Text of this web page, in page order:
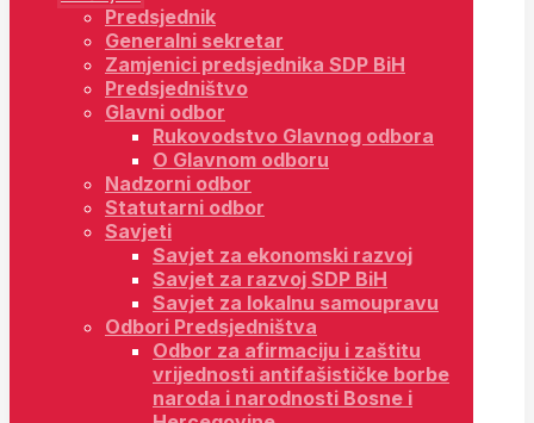
Predsjednik
Generalni sekretar
Zamjenici predsjednika SDP BiH
Predsjedništvo
Glavni odbor
Rukovodstvo Glavnog odbora
O Glavnom odboru
Nadzorni odbor
Statutarni odbor
Savjeti
Savjet za ekonomski razvoj
Savjet za razvoj SDP BiH
Savjet za lokalnu samoupravu
Odbori Predsjedništva
Odbor za afirmaciju i zaštitu
vrijednosti antifašističke borbe
naroda i narodnosti Bosne i